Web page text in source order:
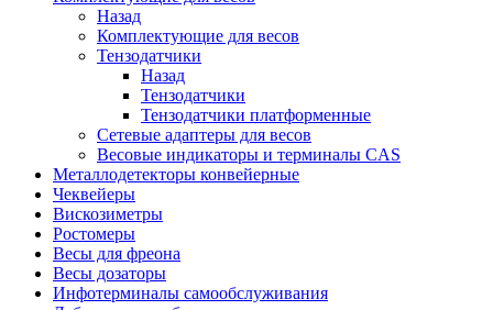
Назад
Комплектующие для весов
Тензодатчики
Назад
Тензодатчики
Тензодатчики платформенные
Сетевые адаптеры для весов
Весовые индикаторы и терминалы CAS
Металлодетекторы конвейерные
Чеквейеры
Вискозиметры
Ростомеры
Весы для фреона
Весы дозаторы
Инфотерминалы самообслуживания